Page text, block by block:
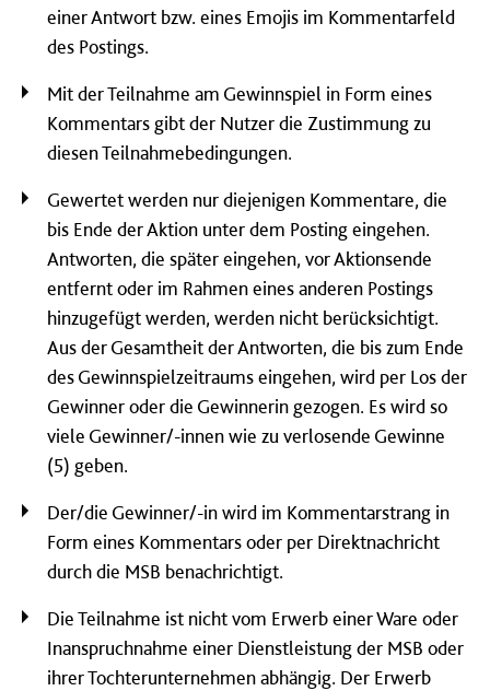
einer Antwort bzw. eines Emojis im Kommentarfeld
des Postings.
Mit der Teilnahme am Gewinnspiel in Form eines
Kommentars gibt der Nutzer die Zustimmung zu
diesen Teilnahmebedingungen.
Gewertet werden nur diejenigen Kommentare, die
bis Ende der Aktion unter dem Posting eingehen.
Antworten, die später eingehen, vor Aktionsende
entfernt oder im Rahmen eines anderen Postings
hinzugefügt werden, werden nicht berücksichtigt.
Aus der Gesamtheit der Antworten, die bis zum Ende
des Gewinnspielzeitraums eingehen, wird per Los der
Gewinner oder die Gewinnerin gezogen. Es wird so
viele Gewinner/-innen wie zu verlosende Gewinne
(5) geben.
Der/die Gewinner/-in wird im Kommentarstrang in
Form eines Kommentars oder per Direktnachricht
durch die MSB benachrichtigt.
Die Teilnahme ist nicht vom Erwerb einer Ware oder
Inanspruchnahme einer Dienstleistung der MSB oder
ihrer Tochterunternehmen abhängig. Der Erwerb